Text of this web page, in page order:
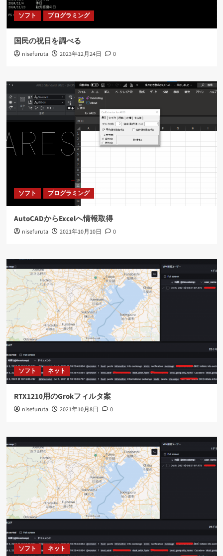
ソフト プログラミング
国民の祝日を調べる
nisefuruta 2023年12月24日 0
ソフト プログラミング
AutoCADからExcelへ情報取得
nisefuruta 2021年10月10日 0
ソフト ネット
RTX1210用のGrokフィルタ案
nisefuruta 2021年10月8日 0
ソフト ネット